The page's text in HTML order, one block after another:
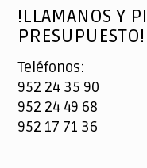
!LLAMANOS Y
PRESUPUESTO!
Teléfonos:
952 24 35 90
952 24 49 68
952 17 71 36